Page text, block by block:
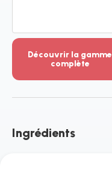
Découvrir la gamme
complète
-
gamme
Ingrédients